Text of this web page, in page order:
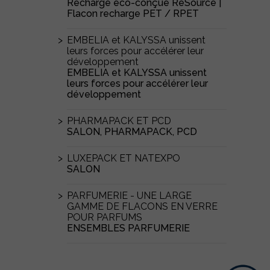
Recharge éco-conçue ReSource |
Flacon recharge PET / RPET
EMBELIA et KALYSSA unissent
leurs forces pour accélérer leur
développement
EMBELIA et KALYSSA unissent
leurs forces pour accélérer leur
développement
PHARMAPACK ET PCD
SALON, PHARMAPACK, PCD
LUXEPACK ET NATEXPO
SALON
PARFUMERIE - UNE LARGE
GAMME DE FLACONS EN VERRE
POUR PARFUMS
ENSEMBLES PARFUMERIE